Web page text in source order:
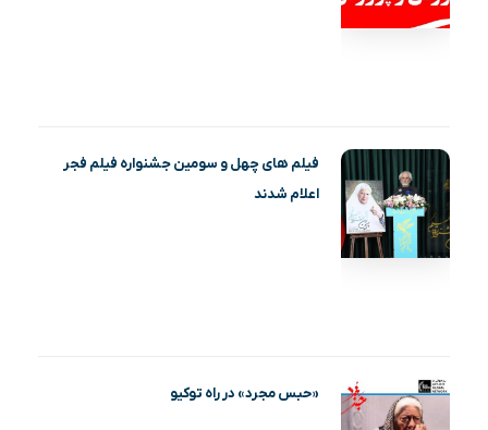
فیلم‌ های چهل و سومین جشنواره فیلم فجر
اعلام شدند
«حبس مجرد» در راه توکیو